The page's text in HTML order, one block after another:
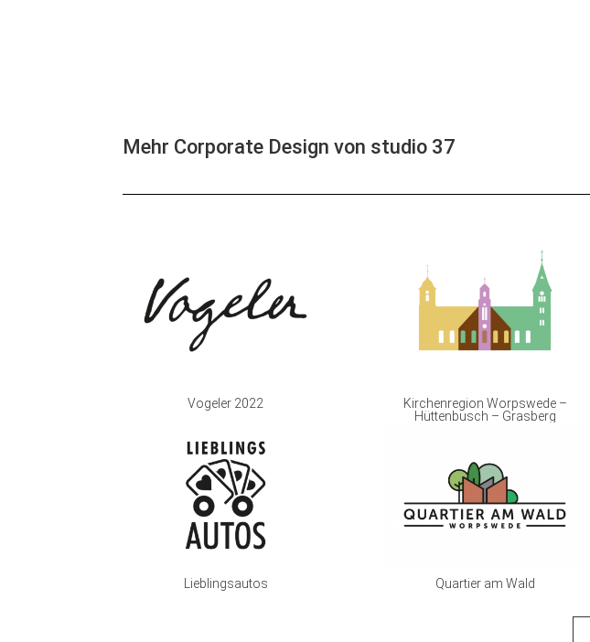
Mehr Corporate Design von studio 37
Vogeler 2022
Kirchenregion Worpswede –
Hüttenbusch – Grasberg
Lieblingsautos Quartier am Wald